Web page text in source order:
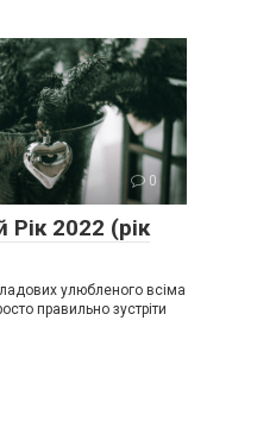
0
2022 (рік
улюбленого всіма
правильно зустріти